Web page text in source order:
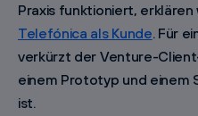
Praxis funktioniert,
Telefónica als Kunde. Für
verkürzt der Venture-
einem Prototyp und einem
ist.